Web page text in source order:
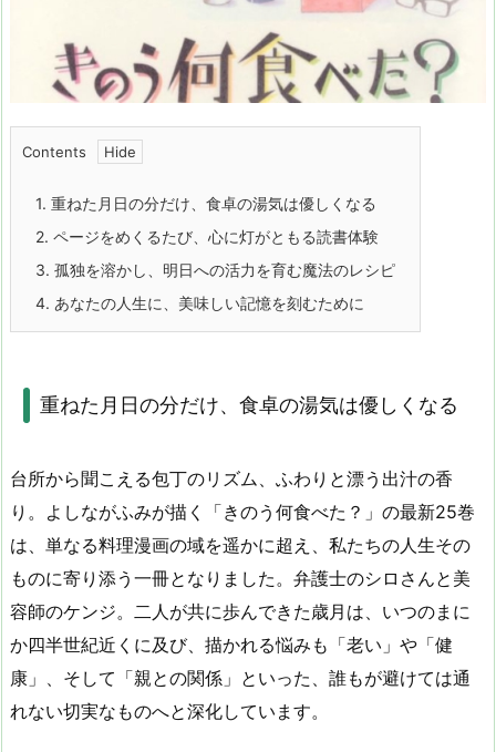
Contents
1. 重ねた月日の分だけ、食卓の湯気は優しくなる
2. ページをめくるたび、心に灯がともる読書体験
3. 孤独を溶かし、明日への活力を育む魔法のレシピ
4. あなたの人生に、美味しい記憶を刻むために
重ねた月日の分だけ、食卓の湯気は優しくなる
台所から聞こえる包丁のリズム、ふわりと漂う出汁の香
り。よしながふみが描く「きのう何食べた？」の最新25巻
は、単なる料理漫画の域を遥かに超え、私たちの人生その
ものに寄り添う一冊となりました。弁護士のシロさんと美
容師のケンジ。二人が共に歩んできた歳月は、いつのまに
か四半世紀近くに及び、描かれる悩みも「老い」や「健
康」、そして「親との関係」といった、誰もが避けては通
れない切実なものへと深化しています。